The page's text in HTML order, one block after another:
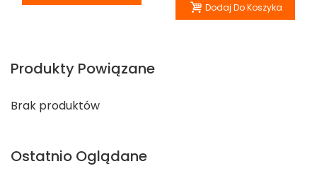
Dodaj Do Koszyka
Produkty Powiązane
Brak produktów
Ostatnio Oglądane